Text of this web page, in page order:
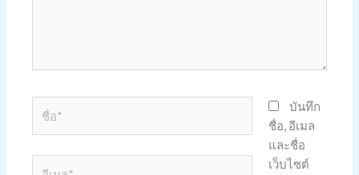
ชื่อ*
บันทึก
ชื่อ, อีเมล
และชื่อ
เว็บไซต์